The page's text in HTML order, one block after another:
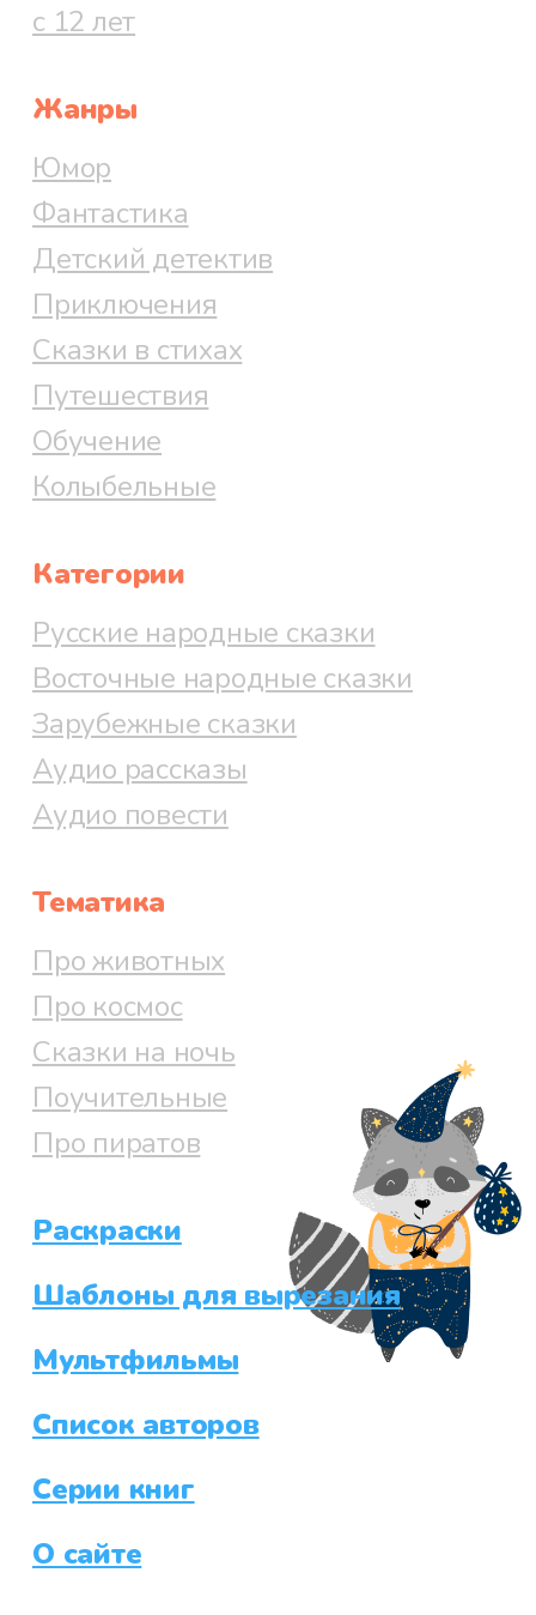
с 12 лет
Жанры
Юмор
Фантастика
Детский детектив
Приключения
Сказки в стихах
Путешествия
Обучение
Колыбельные
Категории
Русские народные сказки
Восточные народные сказки
Зарубежные сказки
Аудио рассказы
Аудио повести
Тематика
Про животных
Про космос
Сказки на ночь
Поучительные
Про пиратов
Раскраски
Шаблоны для вырезания
Мультфильмы
Список авторов
Серии книг
О сайте